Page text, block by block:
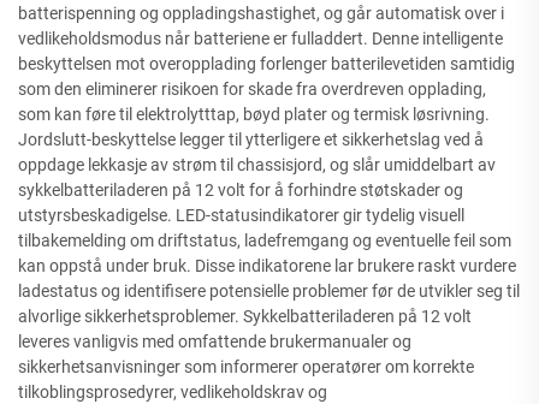
batterispenning og oppladingshastighet, og går automatisk over i
vedlikeholdsmodus når batteriene er fulladdert. Denne intelligente
beskyttelsen mot overopplading forlenger batterilevetiden samtidig
som den eliminerer risikoen for skade fra overdreven opplading,
som kan føre til elektrolytttap, bøyd plater og termisk løsrivning.
Jordslutt-beskyttelse legger til ytterligere et sikkerhetslag ved å
oppdage lekkasje av strøm til chassisjord, og slår umiddelbart av
sykkelbatteriladeren på 12 volt for å forhindre støtskader og
utstyrsbeskadigelse. LED-statusindikatorer gir tydelig visuell
tilbakemelding om driftstatus, ladefremgang og eventuelle feil som
kan oppstå under bruk. Disse indikatorene lar brukere raskt vurdere
ladestatus og identifisere potensielle problemer før de utvikler seg til
alvorlige sikkerhetsproblemer. Sykkelbatteriladeren på 12 volt
leveres vanligvis med omfattende brukermanualer og
sikkerhetsanvisninger som informerer operatører om korrekte
tilkoblingsprosedyrer, vedlikeholdskrav og